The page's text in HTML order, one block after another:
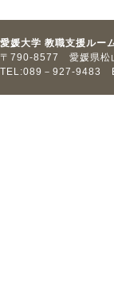
愛媛大学 教職支援ルー
〒790-8577 愛媛県松
TEL:089－927-9483